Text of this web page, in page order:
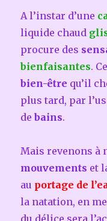
A l’instar d’une
liquide chaud
procure des
bienfaisantes.
bien-être qu’il
plus tard, par
debains.
Mais revenons à
mouvements et
au portage de
la natation, en
du délice sera